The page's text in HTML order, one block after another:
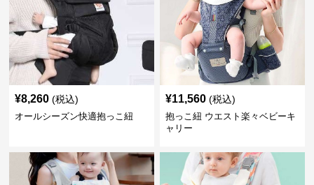
¥8,260 (税込)
オールシーズン快適抱っこ紐
¥11,560 (税込)
抱っこ紐 ウエスト楽々ベビーキ
ャリー